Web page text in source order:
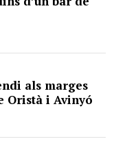
als marges
Oristà i Avinyó